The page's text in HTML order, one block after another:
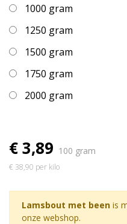
1000 gram
1250 gram
1500 gram
1750 gram
2000 gram
€ 3,89 100 gram
€ 38,90 per kilo
Lamsbout met been is
onze webshop.